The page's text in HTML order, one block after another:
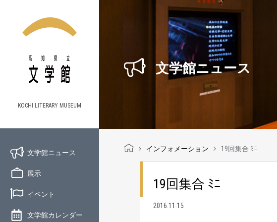
KOCHI LITERARY MUSEUM
文学館ニュース
展示
イベント
文学館カレンダー
文学館ニュース
インフォメーション 19回集合 ﾐﾆ
19回集合 ﾐﾆ
2016.11.15